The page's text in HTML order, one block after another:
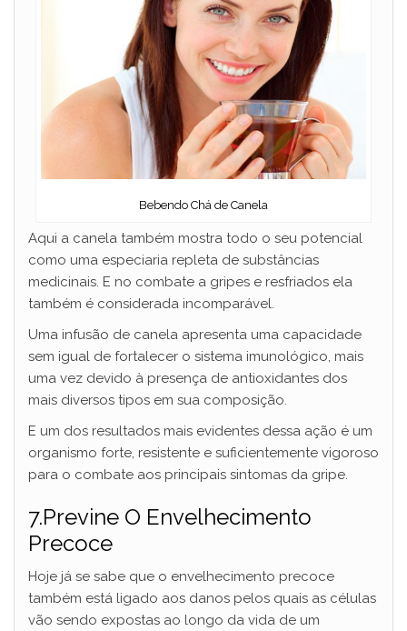
Bebendo Chá de Canela
Aqui a canela também mostra todo o seu potencial
como uma especiaria repleta de substâncias
medicinais. E no combate a gripes e resfriados ela
também é considerada incomparável.
Uma infusão de canela apresenta uma capacidade
sem igual de fortalecer o sistema imunológico, mais
uma vez devido à presença de antioxidantes dos
mais diversos tipos em sua composição.
E um dos resultados mais evidentes dessa ação é um
organismo forte, resistente e suficientemente vigoroso
para o combate aos principais sintomas da gripe.
7.Previne O Envelhecimento
Precoce
Hoje já se sabe que o envelhecimento precoce
também está ligado aos danos pelos quais as células
vão sendo expostas ao longo da vida de um